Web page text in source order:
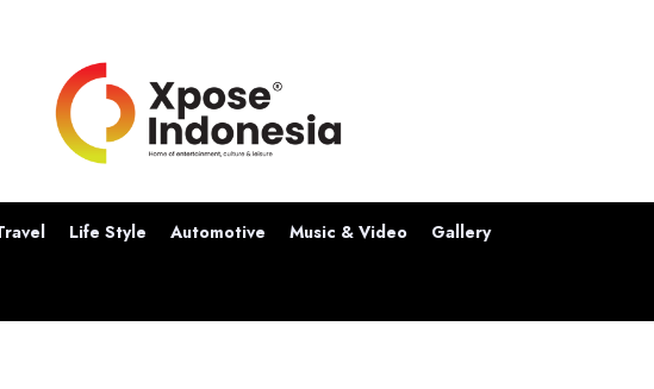
Life Style Automotive Music & Video Gallery